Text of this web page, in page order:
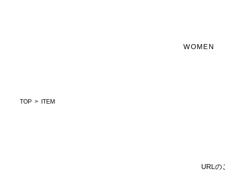
WOMEN
TOP ITEM
URLの